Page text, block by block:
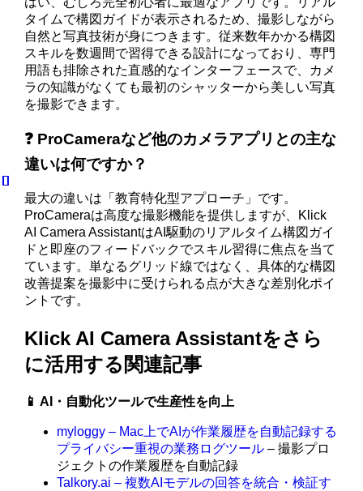
タイムで構図ガイドが表示されるため、撮影しながら
自然と写真技術が身につきます。従来数年かかる構図
スキルを数週間で習得できる設計になっており、専門
用語も排除された直感的なインターフェースで、カメ
ラの知識がなくても最初のシャッターから美しい写真
を撮影できます。
❓ ProCameraなど他のカメラアプリとの主な
違いは何ですか？
最大の違いは「教育特化型アプローチ」です。
ProCameraは高度な撮影機能を提供しますが、Klick
AI Camera AssistantはAI駆動のリアルタイム構図ガイ
ドと即座のフィードバックでスキル習得に焦点を当て
ています。単なるグリッド線ではなく、具体的な構図
改善提案を撮影中に受けられる点が大きな差別化ポイ
ントです。
Klick AI Camera Assistantをさら
に活用する関連記事
📱 AI・自動化ツールで生産性を向上
myloggy – Mac上でAIが作業履歴を自動記録する
プライバシー重視の業務ログツール – 撮影プロ
ジェクトの作業履歴を自動記録
Talkory.ai – 複数AIモデルの回答を統合・検証す